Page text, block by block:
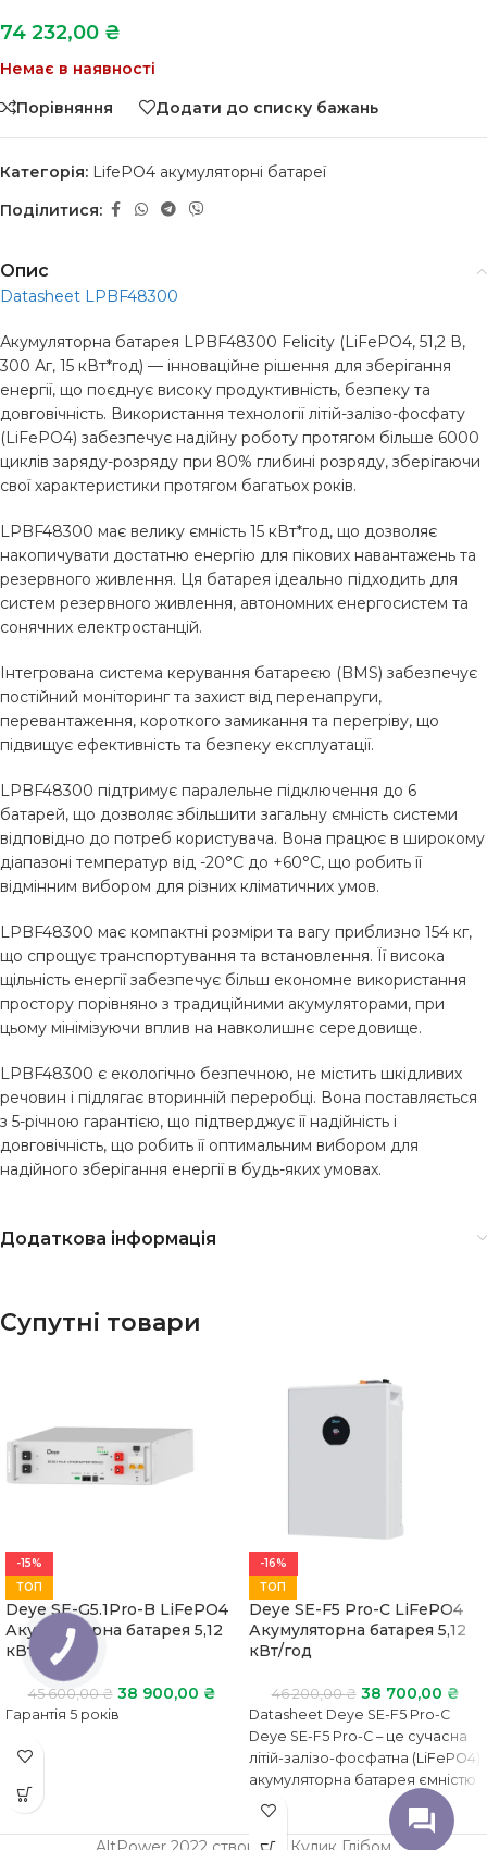
74 232,00 ₴
Немає в наявності
Порівняння
Додати до списку бажань
Категорія: LifePO4 акумуляторні батареї
Поділитися:
Опис
Datasheet LPBF48300
Акумуляторна батарея LPBF48300 Felicity (LiFePO4, 51,2 В,
300 Аг, 15 кВт*год) — інноваційне рішення для зберігання
енергії, що поєднує високу продуктивність, безпеку та
довговічність. Використання технології літій-залізо-фосфату
(LiFePO4) забезпечує надійну роботу протягом більше 6000
циклів заряду-розряду при 80% глибині розряду, зберігаючи
свої характеристики протягом багатьох років.
LPBF48300 має велику ємність 15 кВт*год, що дозволяє
накопичувати достатню енергію для пікових навантажень та
резервного живлення. Ця батарея ідеально підходить для
систем резервного живлення, автономних енергосистем та
сонячних електростанцій.
Інтегрована система керування батареєю (BMS) забезпечує
постійний моніторинг та захист від перенапруги,
перевантаження, короткого замикання та перегріву, що
підвищує ефективність та безпеку експлуатації.
LPBF48300 підтримує паралельне підключення до 6
батарей, що дозволяє збільшити загальну ємність системи
відповідно до потреб користувача. Вона працює в широкому
діапазоні температур від -20°C до +60°C, що робить її
відмінним вибором для різних кліматичних умов.
LPBF48300 має компактні розміри та вагу приблизно 154 кг,
що спрощує транспортування та встановлення. Її висока
щільність енергії забезпечує більш економне використання
простору порівняно з традиційними акумуляторами, при
цьому мінімізуючи вплив на навколишнє середовище.
LPBF48300 є екологічно безпечною, не містить шкідливих
речовин і підлягає вторинній переробці. Вона поставляється
з 5-річною гарантією, що підтверджує її надійність і
довговічність, що робить її оптимальним вибором для
надійного зберігання енергії в будь-яких умовах.
Додаткова інформація
Супутні товари
-15%
ТОП
Deye SE-G5.1Pro-B LiFePO4
Акумуляторна батарея 5,12
кВт/год
45 600,00₴ 38 900,00 ₴
Гарантія 5 років
-16%
ТОП
Deye SE-F5 Pro-C LiFePO4
Акумуляторна батарея 5,12
кВт/год
46 200,00₴ 38 700,00 ₴
Datasheet Deye SE-F5 Pro-C
Deye SE-F5 Pro-C – це сучасна
літій-залізо-фосфатна (LiFePO4)
акумуляторна батарея ємністю
5.12 кВт/год, призначена для
КНОПКА
ЗВ'ЯЗКУ